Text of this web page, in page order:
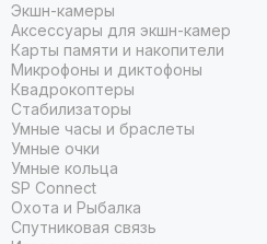
Экшн-камеры
Аксессуары для экшн-камер
Карты памяти и накопители
Микрофоны и диктофоны
Квадрокоптеры
Стабилизаторы
Умные часы и браслеты
Умные очки
Умные кольца
SP Connect
Охота и Рыбалка
Спутниковая связь